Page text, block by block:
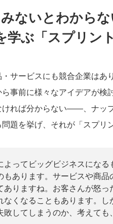
ないとわから
学ぶ「スプリン
サービスにも競合企業はあ
事前に様々なアイデアが
ければ分からない――、ナッ
題を挙げ、それが「スプリ
よってビッグビジネスにな
もあります。サービスや商
ありますね。お客さんが怒
なくなることもあります。
敗してしまうのか、考えても